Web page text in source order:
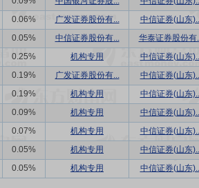
0.06% 广发证券股份有... 中信证券(山东
0.05% 中信证券股份有... 华泰证券股份有
0.25% 机构专用 中信证券(山东
0.19% 广发证券股份有... 中信证券(山东
0.19% 机构专用 中信证券(山东
0.09% 机构专用 中信证券(山东
0.07% 机构专用 中信证券(山东
0.05% 机构专用 中信证券(山东
0.05% 机构专用 中信证券(山东